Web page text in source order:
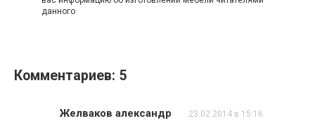
данного
Комментариев: 5
Желваков александр 23.02.2014 в 15:16